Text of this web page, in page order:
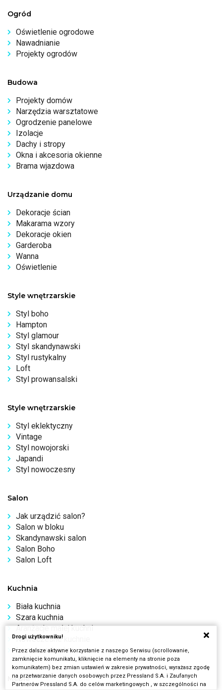
Ogród
Oświetlenie ogrodowe
Nawadnianie
Projekty ogrodów
Budowa
Projekty domów
Narzędzia warsztatowe
Ogrodzenie panelowe
Izolacje
Dachy i stropy
Okna i akcesoria okienne
Brama wjazdowa
Urządzanie domu
Dekoracje ścian
Makarama wzory
Dekoracje okien
Garderoba
Wanna
Oświetlenie
Style wnętrzarskie
Styl boho
Hampton
Styl glamour
Styl skandynawski
Styl rustykalny
Loft
Styl prowansalski
Style wnętrzarskie
Styl eklektyczny
Vintage
Styl nowojorski
Japandi
Styl nowoczesny
Salon
Jak urządzić salon?
Salon w bloku
Skandynawski salon
Salon Boho
Salon Loft
Kuchnia
Biała kuchnia
Szara kuchnia
Aranżacje małej kuchni
Nowoczesne kuchnie
Lamele w kuchni
Meble
Drogi użytkowniku!
Przez dalsze aktywne korzystanie z naszego Serwisu (scrollowanie,
zamknięcie komunikatu, kliknięcie na elementy na stronie poza
komunikatem) bez zmian ustawień w zakresie prywatności, wyrażasz zgodę
na przetwarzanie danych osobowych przez Pressland S.A. i Zaufanych
Partnerów Pressland S.A. do celów marketingowych , w szczególności na